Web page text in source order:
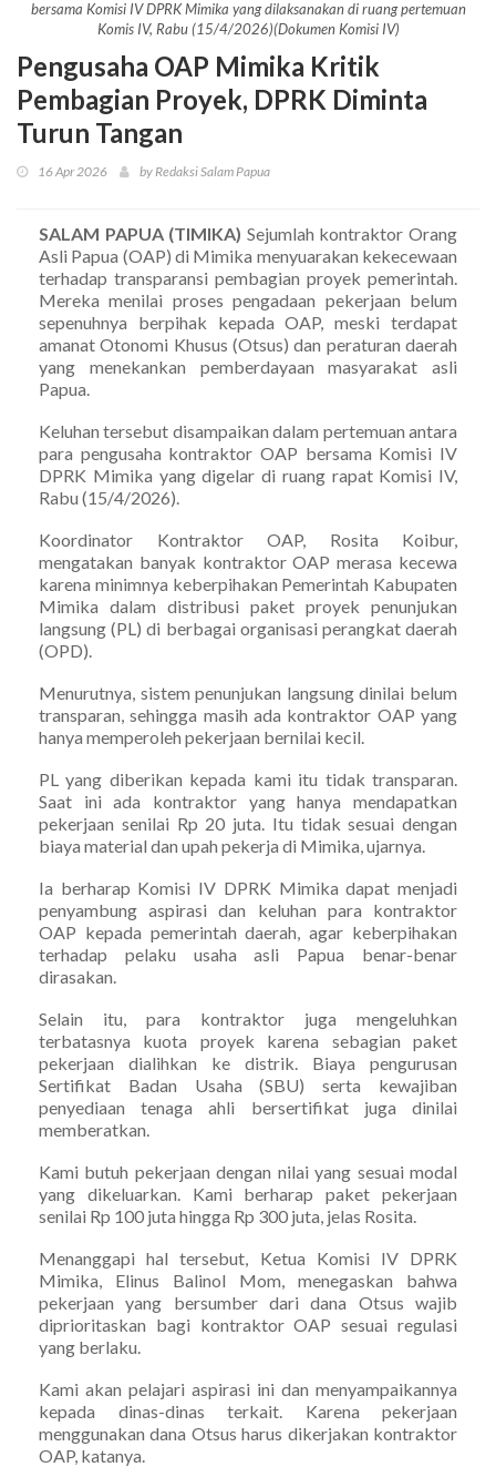
bersama Komisi IV DPRK Mimika yang dilaksanakan di ruang pertemuan
Komis IV, Rabu (15/4/2026)(Dokumen Komisi IV)
Pengusaha OAP Mimika Kritik
Pembagian Proyek, DPRK Diminta
Turun Tangan
16 Apr 2026 by Redaksi Salam Papua
SALAM PAPUA (TIMIKA) Sejumlah kontraktor Orang
Asli Papua (OAP) di Mimika menyuarakan kekecewaan
terhadap transparansi pembagian proyek pemerintah.
Mereka menilai proses pengadaan pekerjaan belum
sepenuhnya berpihak kepada OAP, meski terdapat
amanat Otonomi Khusus (Otsus) dan peraturan daerah
yang menekankan pemberdayaan masyarakat asli
Papua.
Keluhan tersebut disampaikan dalam pertemuan antara
para pengusaha kontraktor OAP bersama Komisi IV
DPRK Mimika yang digelar di ruang rapat Komisi IV,
Rabu (15/4/2026).
Koordinator Kontraktor OAP, Rosita Koibur,
mengatakan banyak kontraktor OAP merasa kecewa
karena minimnya keberpihakan Pemerintah Kabupaten
Mimika dalam distribusi paket proyek penunjukan
langsung (PL) di berbagai organisasi perangkat daerah
(OPD).
Menurutnya, sistem penunjukan langsung dinilai belum
transparan, sehingga masih ada kontraktor OAP yang
hanya memperoleh pekerjaan bernilai kecil.
PL yang diberikan kepada kami itu tidak transparan.
Saat ini ada kontraktor yang hanya mendapatkan
pekerjaan senilai Rp 20 juta. Itu tidak sesuai dengan
biaya material dan upah pekerja di Mimika, ujarnya.
Ia berharap Komisi IV DPRK Mimika dapat menjadi
penyambung aspirasi dan keluhan para kontraktor
OAP kepada pemerintah daerah, agar keberpihakan
terhadap pelaku usaha asli Papua benar-benar
dirasakan.
Selain itu, para kontraktor juga mengeluhkan
terbatasnya kuota proyek karena sebagian paket
pekerjaan dialihkan ke distrik. Biaya pengurusan
Sertifikat Badan Usaha (SBU) serta kewajiban
penyediaan tenaga ahli bersertifikat juga dinilai
memberatkan.
Kami butuh pekerjaan dengan nilai yang sesuai modal
yang dikeluarkan. Kami berharap paket pekerjaan
senilai Rp 100 juta hingga Rp 300 juta, jelas Rosita.
Menanggapi hal tersebut, Ketua Komisi IV DPRK
Mimika, Elinus Balinol Mom, menegaskan bahwa
pekerjaan yang bersumber dari dana Otsus wajib
diprioritaskan bagi kontraktor OAP sesuai regulasi
yang berlaku.
Kami akan pelajari aspirasi ini dan menyampaikannya
kepada dinas-dinas terkait. Karena pekerjaan
menggunakan dana Otsus harus dikerjakan kontraktor
OAP, katanya.